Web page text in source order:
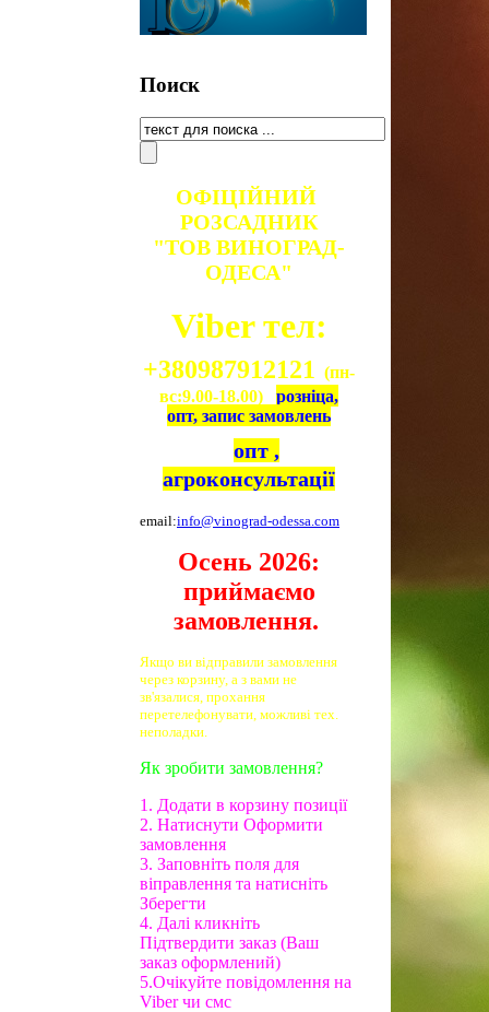
Поиск
ОФІЦІЙНИЙ
РОЗСАДНИК
"ТОВ ВИНОГРАД-
ОДЕСА"
Viber тел:
+380987912121 (пн-
вс:9.00-18.00) розніца,
опт, запис замовлень
опт ,
агроконсультації
email:info@vinograd-odessa.com
Осень 2026:
приймаємо
замовлення.
Якщо ви відправили замовлення
через корзину, а з вами не
зв'язалися, прохання
перетелефонувати, можливі тех.
неполадки.
Як зробити замовлення?
1. Додати в корзину позиції
2. Натиснути Оформити
замовлення
3. Заповніть поля для
віправлення та натисніть
Зберегти
4. Далі кликніть
Підтвердити заказ (Ваш
заказ оформлений)
5.Очікуйте повідомлення на
Viber чи смс